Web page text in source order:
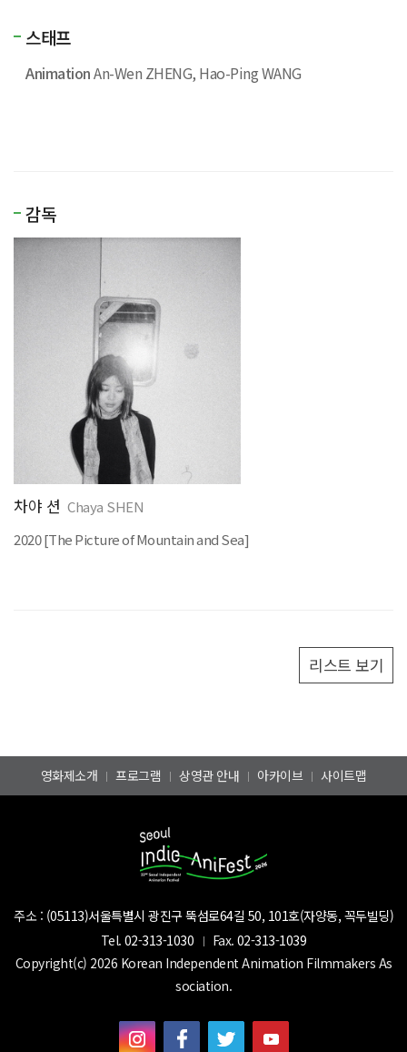
스태프
AnimationAn-Wen ZHENG, Hao-Ping WANG
감독
차야 션 Chaya SHEN
2020 [The Picture of Mountain and Sea]
리스트 보기
영화제소개 프로그램 상영관 안내 아카이브 사이트맵
주소 : (05113)서울특별시 광진구 뚝섬로64길 50, 101호(자양동, 꼭두빌딩)
Tel. 02-313-1030 Fax. 02-313-1039
Copyright(c) 2026 Korean Independent Animation Filmmakers As
sociation.